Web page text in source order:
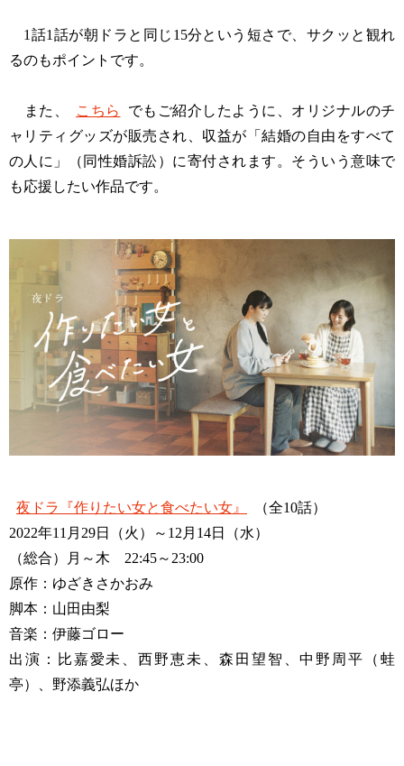
1話1話が朝ドラと同じ15分という短さで、サクッと観れ
るのもポイントです。
また、 こちら
でもご紹介したように、オリジナルのチ
ャリティグッズが販売され、収益が「結婚の自由をすべて
の人に」（同性婚訴訟）に寄付されます。そういう意味で
も応援したい作品です。
夜ドラ『作りたい女と食べたい女』
（全10話）
2022年11月29日（火）～12月14日（水）
（総合）月～木 22:45～23:00
原作：ゆざきさかおみ
脚本：山田由梨
音楽：伊藤ゴロー
出演：比嘉愛未、西野恵未、森田望智、中野周平（蛙
亭）、野添義弘ほか